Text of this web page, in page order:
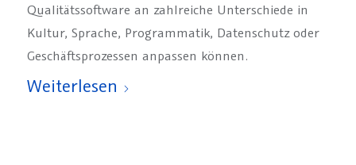
Qualitätssoftware an zahlreiche Unterschiede in
Kultur, Sprache, Programmatik, Datenschutz oder
Geschäftsprozessen anpassen können.
Weiterlesen